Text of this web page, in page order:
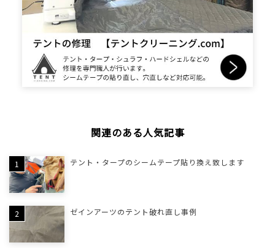
関連のある人気記事
テント・タープのシームテープ貼り換え致します
ゼインアーツのテント破れ直し事例